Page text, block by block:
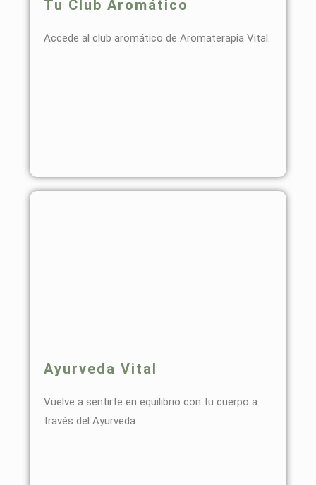
Tu Club Aromático
Accede al club aromático de Aromaterapia Vital.
Ayurveda Vital
Vuelve a sentirte en equilibrio con tu cuerpo a
través del Ayurveda.